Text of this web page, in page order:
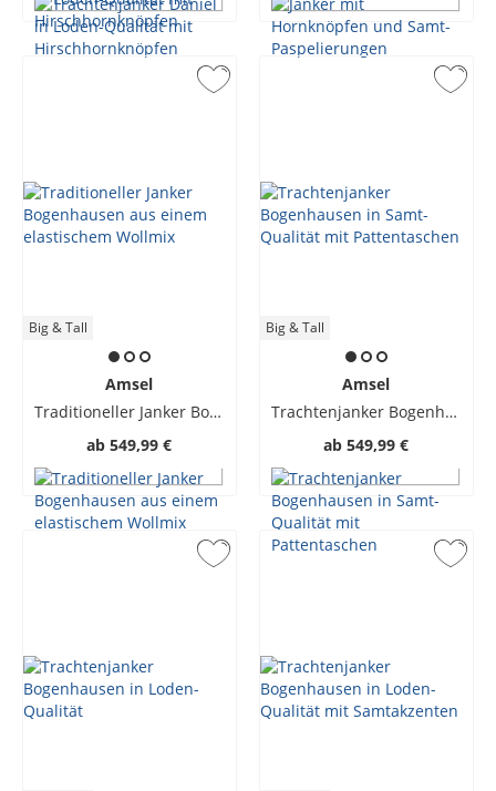
Big & Tall
Amsel
Traditioneller Janker Bogenhausen aus einem elastischem Wollmix
ab 549,99 €
Big & Tall
Amsel
Trachtenjanker Bogenhausen in Samt-Qualität mit Pattentaschen
ab 549,99 €